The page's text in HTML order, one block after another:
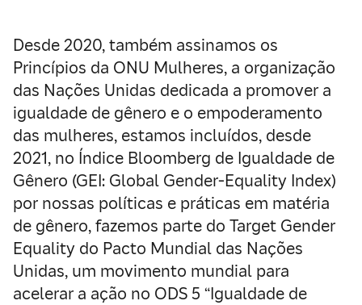
Desde 2020, também assinamos os
Princípios da ONU Mulheres, a organização
das Nações Unidas dedicada a promover a
igualdade de gênero e o empoderamento
das mulheres, estamos incluídos, desde
2021, no Índice Bloomberg de Igualdade de
Gênero (GEI: Global Gender-Equality Index)
por nossas políticas e práticas em matéria
de gênero, fazemos parte do Target Gender
Equality do Pacto Mundial das Nações
Unidas, um movimento mundial para
acelerar a ação no ODS 5 “Igualdade de